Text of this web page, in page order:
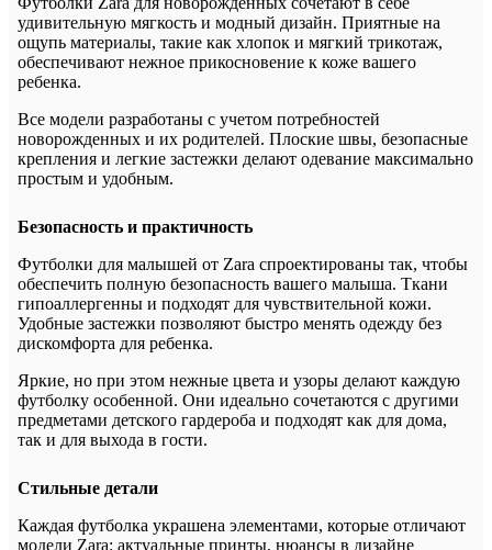
удивительную мягкость и модный дизайн. Приятные на
ощупь материалы, такие как хлопок и мягкий трикотаж,
обеспечивают нежное прикосновение к коже вашего
ребенка.
Все модели разработаны с учетом потребностей
новорожденных и их родителей. Плоские швы, безопасные
крепления и легкие застежки делают одевание максимально
простым и удобным.
Безопасность и практичность
Футболки для малышей от Zara спроектированы так, чтобы
обеспечить полную безопасность вашего малыша. Ткани
гипоаллергенны и подходят для чувствительной кожи.
Удобные застежки позволяют быстро менять одежду без
дискомфорта для ребенка.
Яркие, но при этом нежные цвета и узоры делают каждую
футболку особенной. Они идеально сочетаются с другими
предметами детского гардероба и подходят как для дома,
так и для выхода в гости.
Стильные детали
Каждая футболка украшена элементами, которые отличают
модели Zara: актуальные принты, нюансы в дизайне